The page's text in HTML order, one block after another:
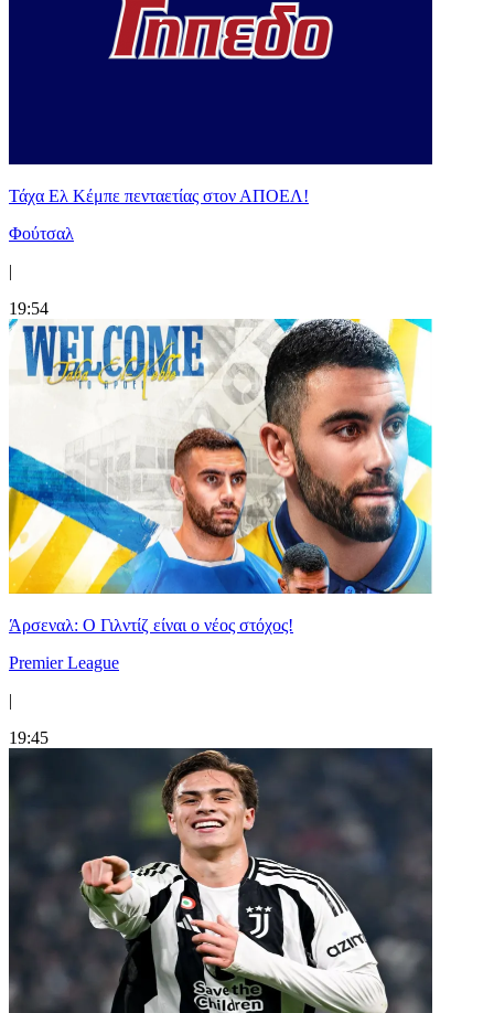
Τάχα Ελ Κέμπε πενταετίας στον ΑΠΟΕΛ!
Φούτσαλ
|
19:54
Άρσεναλ: Ο Γιλντίζ είναι ο νέος στόχος!
Premier League
|
19:45